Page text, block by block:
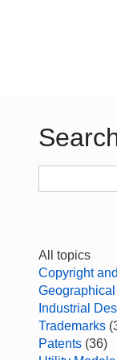
All topics
Copyright
Industrial
Trademarks
Patents (36)